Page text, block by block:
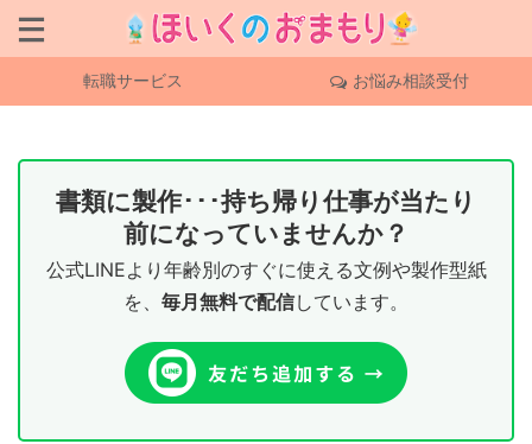
転職サービス お悩み相談受付
書類に製作･･･持ち帰り仕事が当たり
前になっていませんか？
公式LINEより年齢別のすぐに使える文例や製作型紙
を、 毎月無料で配信しています。